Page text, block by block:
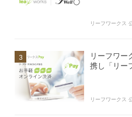
リーフワークス
リーフワー
携し「リー
リーフワークス